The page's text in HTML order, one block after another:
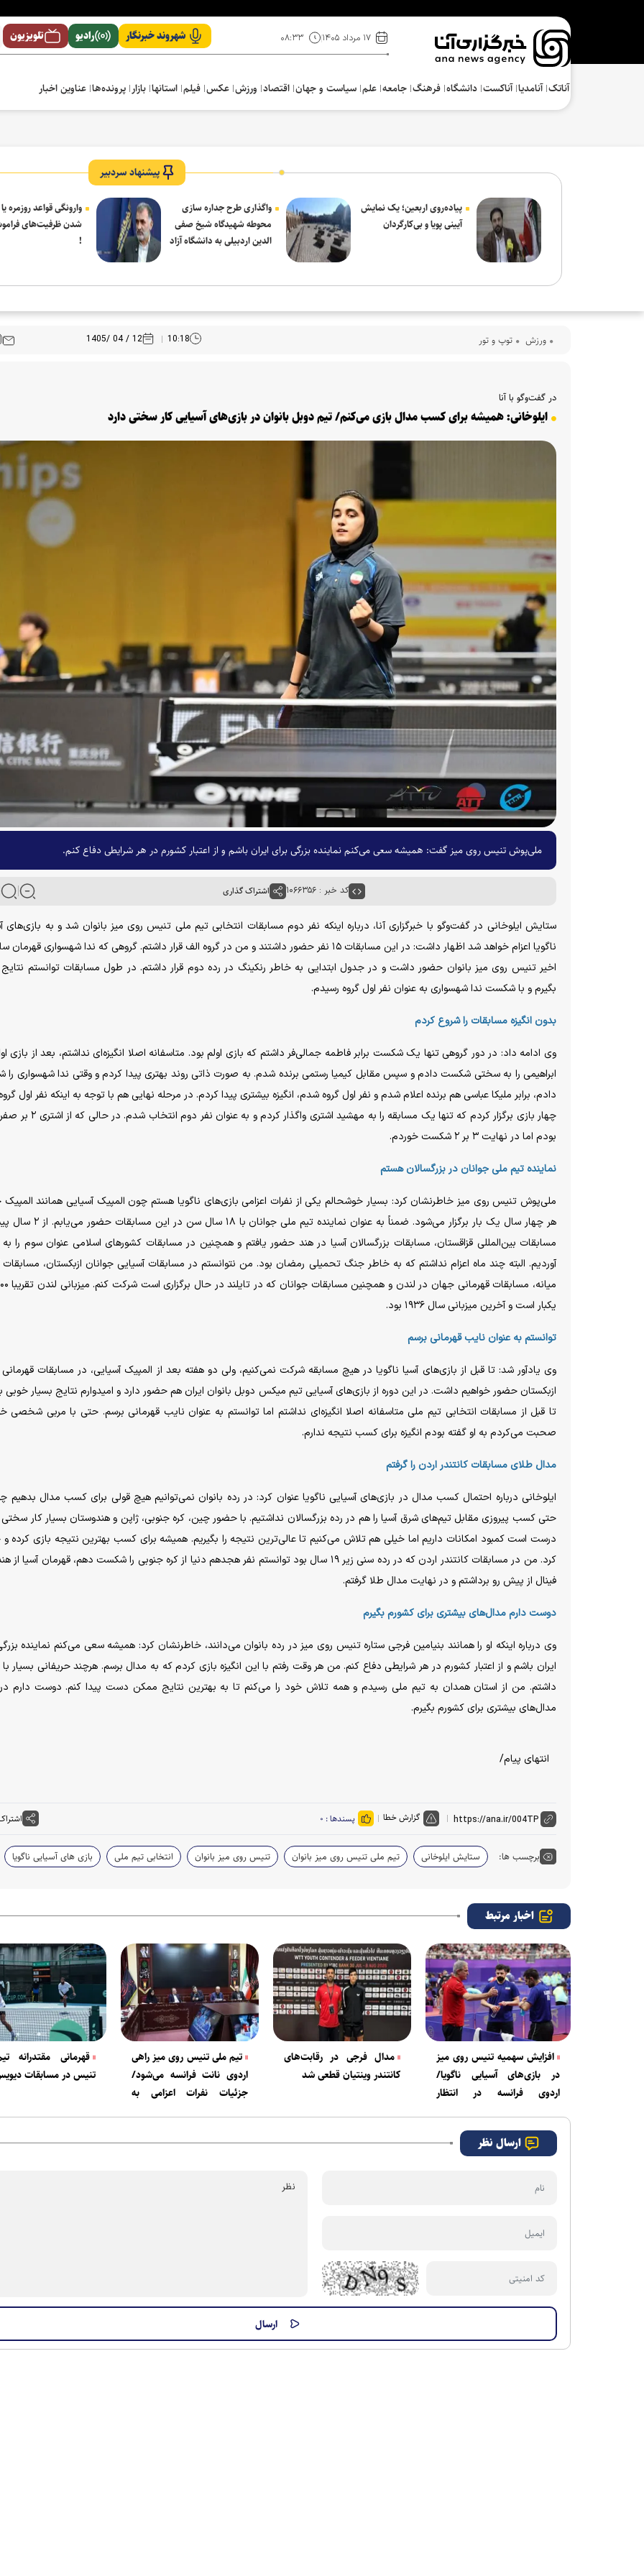
۱۷ مرداد ۱۴۰۵ ۰۸:۳۳ شهروند خبرنگار رادیو تلویزیون
آناتک آنامدیا آناکست دانشگاه فرهنگ‌ جامعه علم سیاست و جهان اقتصاد ورزش عکس فیلم استانها بازار پرونده‌ها عناوین اخبار
پیشنهاد سردبیر
پیاده‌روی اربعین؛ یک نمایش
آیینی پویا و بی‌کارگردان
واگذاری طرح جداره سازی
محوطه شهیدگاه شیخ صفی
الدین اردبیلی به دانشگاه آزاد
وارونگی قواعد روزمره
شدن ظرفیت‌های
!
ورزش توپ و تور 10:18
12 / 04 /1405
در گفت‌وگو با آنا
ایلوخانی: همیشه برای کسب مدال بازی می‌کنم/ تیم دوبل بانوان در بازی‌های آسیایی کار سختی دارد
ملی‌پوش تنیس روی میز گفت: همیشه سعی می‌کنم نماینده بزرگی برای ایران باشم و از اعتبار کشورم در هر شرایطی دفاع کنم.
کد خبر : ۱۰۶۶۳۵۶ اشتراک گذاری
ستایش ایلوخانی در گفت‌وگو با خبرگزاری آنا، درباره اینکه نفر دوم مسابقات انتخابی تیم ملی تنیس روی میز بانوان شد و به بازی‌های
ناگویا اعزام خواهد شد اظهار داشت: در این مسابقات ۱۵ نفر حضور داشتند و من در گروه الف قرار داشتم. گروهی که ندا شهسواری
اخیر تنیس روی میز بانوان حضور داشت و در جدول ابتدایی به خاطر رنکینگ در رده دوم قرار داشتم. در طول مسابقات توانستم
بگیرم و با شکست ندا شهسواری به عنوان نفر اول گروه رسیدم.
بدون انگیزه مسابقات را شروع کردم
وی ادامه داد: در دور گروهی تنها یک شکست برابر فاطمه جمالی‌فر داشتم که بازی اولم بود. متاسفانه اصلا انگیزه‌ای نداشتم، بعد از بازی
ابراهیمی را به سختی شکست دادم و سپس مقابل کیمیا رستمی برنده شدم. به صورت ذاتی روند بهتری پیدا کردم و وقتی ندا شهسواری
دادم، برابر ملیکا عباسی هم برنده اعلام شدم و نفر اول گروه شدم، انگیزه بیشتری پیدا کردم. در مرحله نهایی هم با توجه به اینکه نفر اول
چهار بازی برگزار کردم که تنها یک مسابقه را به مهشید اشتری واگذار
بودم اما در نهایت ۳ بر ۲ شکست خوردم.
نماینده تیم ملی جوانان در بزرگسالان هستم
ملی‌پوش تنیس روی میز خاطرنشان کرد: بسیار خوشحالم یکی از نفرات اعزامی بازی‌های ناگویا هستم چون المپیک آسیایی همانند المپیک
هر چهار سال یک بار برگزار می‌شود. ضمناً به عنوان نماینده تیم ملی
مسابقات بین‌المللی قزاقستان، مسابقات بزرگسالان آسیا در هند حضور یافتم و همچنین در مسابقات کشورهای اسلامی عنوان سوم را
آوردیم. البته چند ماه اعزام نداشتم که به خاطر جنگ تحمیلی رمضان بود. من نتوانستم در مسابقات آسیایی جوانان ازبکستان،
یکبار است و آخرین میزبانی سال ۱۹۳۶ بود.
توانستم به عنوان نایب قهرمانی برسم
وی یادآور شد: تا قبل از بازی‌های آسیا ناگویا در هیچ مسابقه شرکت نمی‌کنیم، ولی دو هفته بعد از المپیک آسیایی، در مسابقات قهرمانی
ازبکستان حضور خواهیم داشت. در این دوره از بازی‌های آسیایی تیم میکس دوبل بانوان ایران هم حضور دارد و امیدوارم نتایج بسیار خوبی
تا قبل از مسابقات انتخابی تیم ملی متاسفانه اصلا انگیزه‌ای نداشتم اما توانستم به عنوان نایب قهرمانی برسم. حتی با مربی شخصی
صحبت می‌کردم به او گفته بودم انگیزه برای کسب نتیجه ندارم.
مدال طلای مسابقات کانتندر اردن را گرفتم
ایلوخانی درباره احتمال کسب مدال در بازی‌های آسیایی ناگویا عنوان کرد: در رده بانوان نمی‌توانیم هیچ قولی برای کسب مدال بدهیم
حتی کسب پیروزی مقابل تیم‌های شرق آسیا را هم در رده بزرگسالان نداشتیم. با حضور چین، کره جنوبی، ژاپن و هندوستان بسیار کار سختی
درست است کمبود امکانات داریم اما خیلی هم تلاش می‌کنیم تا عالی‌ترین نتیجه را بگیریم. همیشه برای کسب بهترین نتیجه بازی کرده و
کرد. من در مسابقات کانتندر اردن که در رده سنی زیر ۱۹ سال بود توانستم نفر هجدهم دنیا از کره جنوبی را شکست دهم، قهرمان آسیا
فینال از پیش رو برداشتم و در نهایت مدال طلا گرفتم.
دوست دارم مدال‌های بیشتری برای کشورم بگیرم
وی درباره اینکه او را همانند بنیامین فرجی ستاره تنیس روی میز در رده بانوان می‌دانند، خاطرنشان کرد: همیشه سعی می‌کنم نماینده
ایران باشم و از اعتبار کشورم در هر شرایطی دفاع کنم. من هر وقت رفتم با این انگیزه بازی کردم که به مدال برسم. هرچند حریفانی بسیار
داشتم. من از استان همدان به تیم ملی رسیدم و همه تلاش خود را می‌کنم تا به بهترین نتایج ممکن دست پیدا کنم. دوست دارم در
مدال‌های بیشتری برای کشورم بگیرم.
انتهای پیام/
گزارش خطا پسندها : ۰
برچسب ها: ستایش ایلوخانی تیم ملی تنیس روی میز بانوان تنیس روی میز بانوان انتخابی تیم ملی بازی های آسیایی ناگویا
اخبار مرتبط
افزایش سهمیه تنیس روی میز
در بازی‌های آسیایی ناگویا/
اردوی فرانسه در انتظار
مدال فرجی در رقابت‌های
کانتندر وینتیان قطعی شد
تیم ملی تنیس روی میز راهی
اردوی نانت فرانسه می‌شود/
جزئیات نفرات اعزامی به
قهرمانی مقتدرانه
تنیس در مسابقات
ارسال نظر